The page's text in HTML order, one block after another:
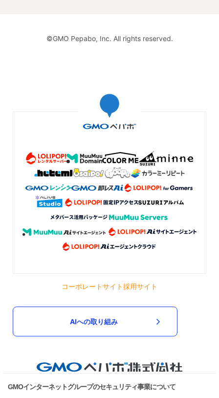
©GMO Pepabo, Inc. All rights reserved.
コーポレートサイト採用サイト
AIへの取り組み
GMOインターネットグループのセキュリティ事業について